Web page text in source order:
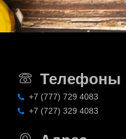
Телефоны
+7 (777) 729 4083
+7 (727) 329 4083